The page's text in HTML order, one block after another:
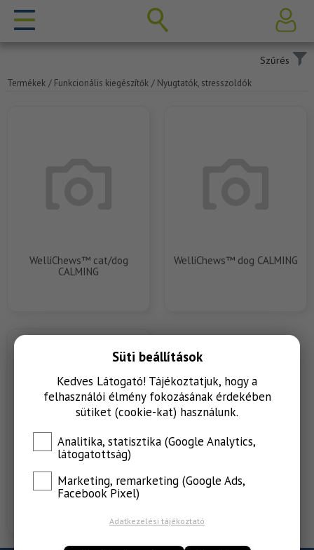
Szűrés
Termékek / Funkcionális kiegészítők / Nyugtatók, stresszoldók
WelliChews™ cat/dog
CALMING
WelliChews™ dog CALMING
Science Selective Calm &
Relax Care
Süti beállítások
Kedves Látogató! Tájékoztatjuk, hogy a
felhasználói élmény fokozásának érdekében
sütiket (cookie-kat) használunk.
Analitika, statisztika (Google Analytics,
látogatottság)
Marketing, remarketing (Google Ads,
Facebook Pixel)
Adatkezelési tájékoztató